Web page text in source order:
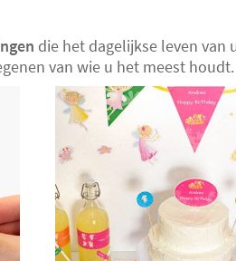
die het dagelijkse leven van
van wie u het meest houdt.